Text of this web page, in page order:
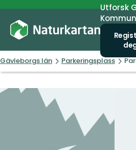
Utforsk
Gävleborgs län Parkeringsplass